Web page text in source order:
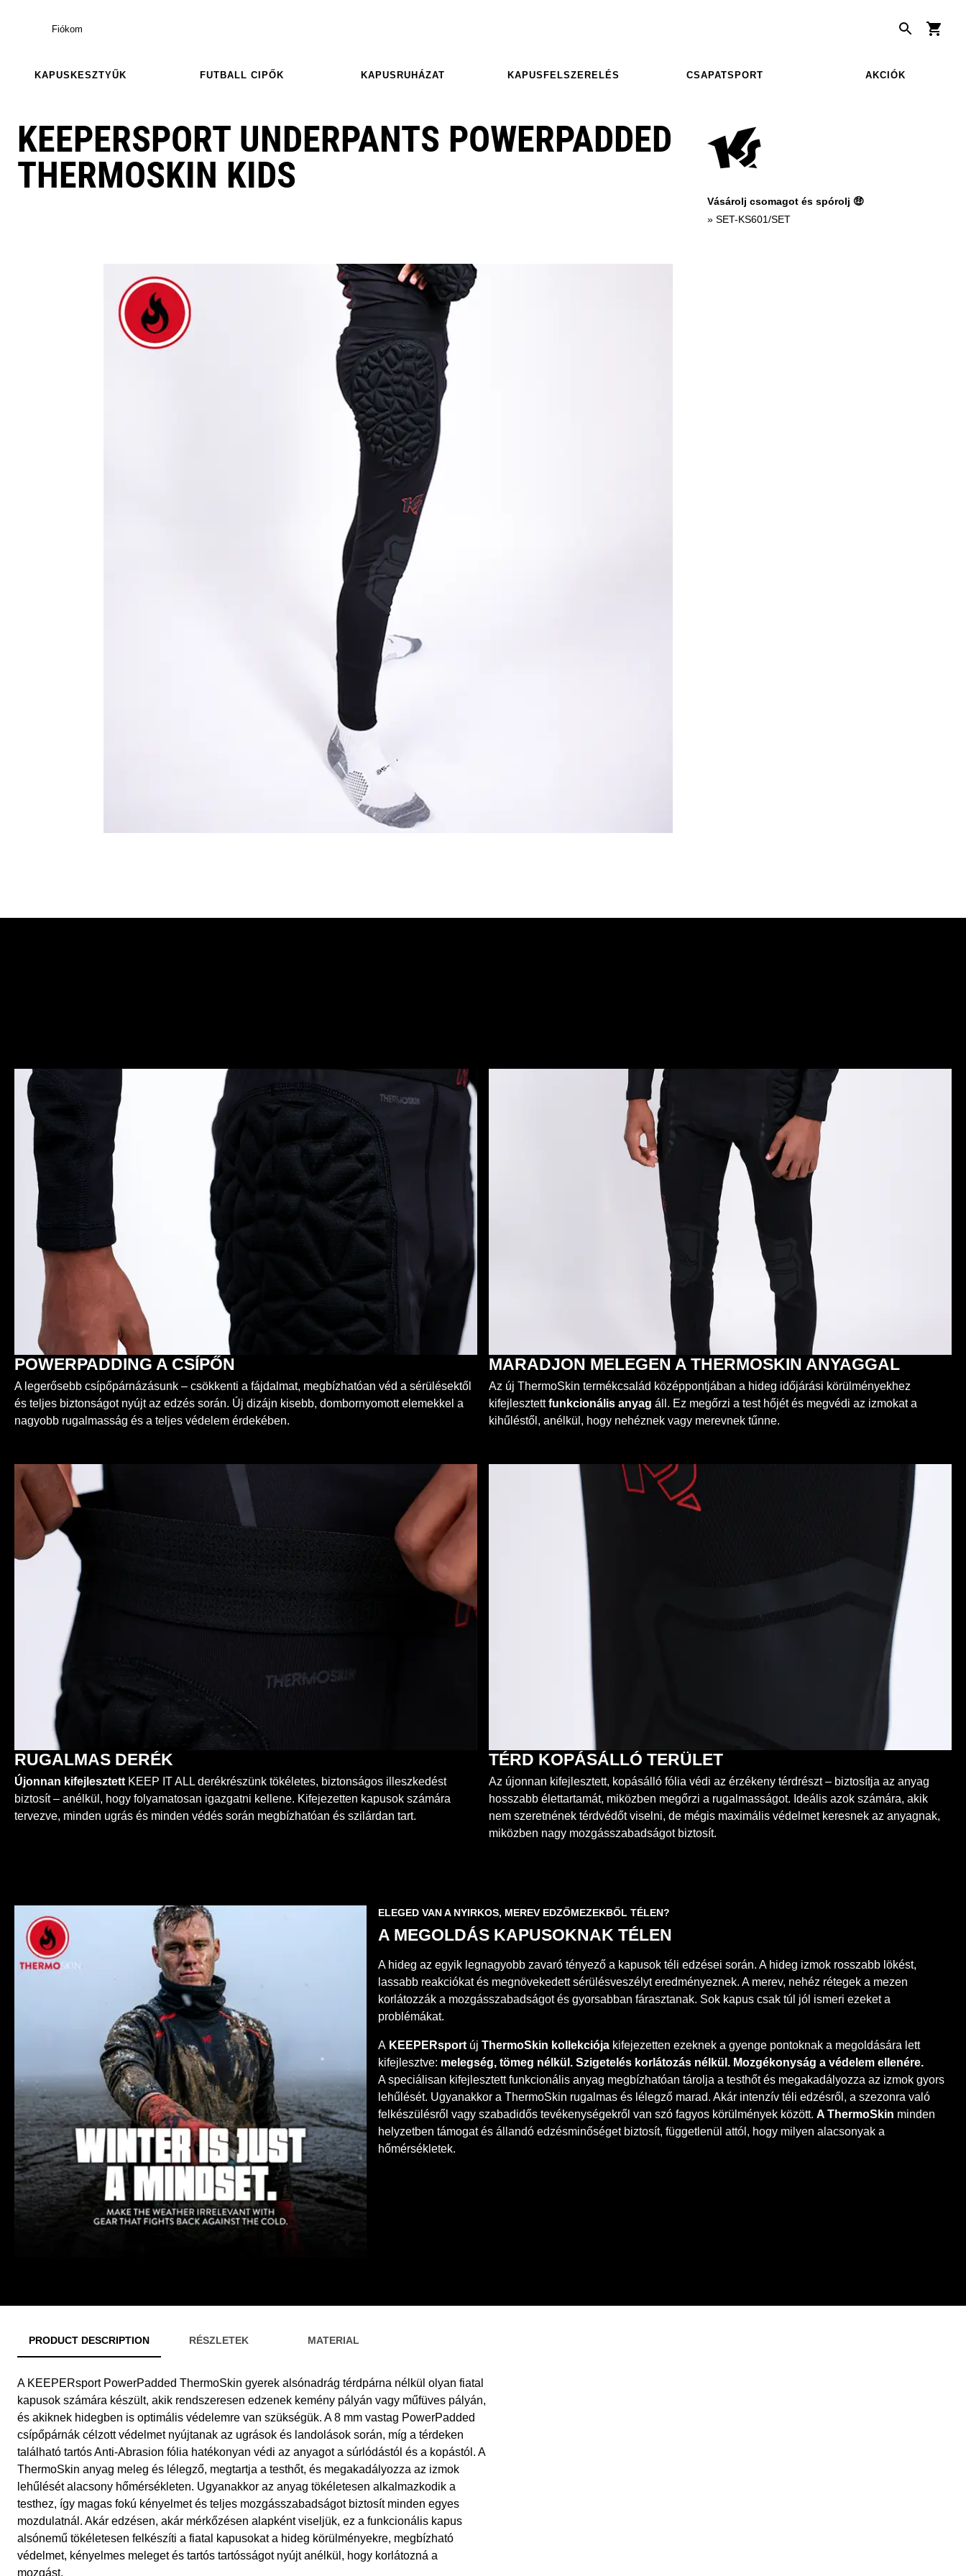
Fiókom
KAPUSKESZTYŰK FUTBALL CIPŐK KAPUSRUHÁZAT KAPUSFELSZERELÉS CSAPATSPORT AKCIÓK
KEEPERSPORT UNDERPANTS POWERPADDED
THERMOSKIN KIDS
Vásárolj csomagot és spórolj 🤑
» SET-KS601/SET
POWERPADDING A CSÍPŐN
A legerősebb csípőpárnázásunk – csökkenti a fájdalmat, megbízhatóan véd a sérülésektől
és teljes biztonságot nyújt az edzés során. Új dizájn kisebb, dombornyomott elemekkel a
nagyobb rugalmasság és a teljes védelem érdekében.
MARADJON MELEGEN A THERMOSKIN ANYAGGAL
Az új ThermoSkin termékcsalád középpontjában a hideg időjárási körülményekhez
kifejlesztettfunkcionális anyag áll. Ez megőrzi a test hőjét és megvédi az izmokat a
kihűléstől, anélkül, hogy nehéznek vagy merevnek tűnne.
RUGALMAS DERÉK
Újonnan kifejlesztett KEEP IT ALL derékrészünk tökéletes, biztonságos illeszkedést
biztosít – anélkül, hogy folyamatosan igazgatni kellene. Kifejezetten kapusok számára
tervezve, minden ugrás és minden védés során megbízhatóan és szilárdan tart.
TÉRD KOPÁSÁLLÓ TERÜLET
Az újonnan kifejlesztett, kopásálló fólia védi az érzékeny térdrészt – biztosítja az anyag
hosszabb élettartamát, miközben megőrzi a rugalmasságot. Ideális azok számára, akik
nem szeretnének térdvédőt viselni, de mégis maximális védelmet keresnek az anyagnak,
miközben nagy mozgásszabadságot biztosít.
ELEGED VAN A NYIRKOS, MEREV EDZŐMEZEKBŐL TÉLEN?
A MEGOLDÁS KAPUSOKNAK TÉLEN
A hideg az egyik legnagyobb zavaró tényező a kapusok téli edzései során. A hideg izmok rosszabb lökést,
lassabb reakciókat és megnövekedett sérülésveszélyt eredményeznek. A merev, nehéz rétegek a mezen
korlátozzák a mozgásszabadságot és gyorsabban fárasztanak. Sok kapus csak túl jól ismeri ezeket a
problémákat.
A KEEPERsport újThermoSkin kollekciója kifejezetten ezeknek a gyenge pontoknak a megoldására lett
kifejlesztve: melegség, tömeg nélkül. Szigetelés korlátozás nélkül. Mozgékonyság a védelem ellenére.
A speciálisan kifejlesztett funkcionális anyag megbízhatóan tárolja a testhőt és megakadályozza az izmok gyors
lehűlését. Ugyanakkor a ThermoSkin rugalmas és lélegző marad. Akár intenzív téli edzésről, a szezonra való
felkészülésről vagy szabadidős tevékenységekről van szó fagyos körülmények között.A ThermoSkin minden
helyzetben támogat és állandó edzésminőséget biztosít, függetlenül attól, hogy milyen alacsonyak a
hőmérsékletek.
PRODUCT DESCRIPTION RÉSZLETEK MATERIAL
A KEEPERsport PowerPadded ThermoSkin gyerek alsónadrág térdpárna nélkül olyan fiatal
kapusok számára készült, akik rendszeresen edzenek kemény pályán vagy műfüves pályán,
és akiknek hidegben is optimális védelemre van szükségük. A 8 mm vastag PowerPadded
csípőpárnák célzott védelmet nyújtanak az ugrások és landolások során, míg a térdeken
található tartós Anti-Abrasion fólia hatékonyan védi az anyagot a súrlódástól és a kopástól. A
ThermoSkin anyag meleg és lélegző, megtartja a testhőt, és megakadályozza az izmok
lehűlését alacsony hőmérsékleten. Ugyanakkor az anyag tökéletesen alkalmazkodik a
testhez, így magas fokú kényelmet és teljes mozgásszabadságot biztosít minden egyes
mozdulatnál. Akár edzésen, akár mérkőzésen alapként viseljük, ez a funkcionális kapus
alsónemű tökéletesen felkészíti a fiatal kapusokat a hideg körülményekre, megbízható
védelmet, kényelmes meleget és tartós tartósságot nyújt anélkül, hogy korlátozná a
mozgást.